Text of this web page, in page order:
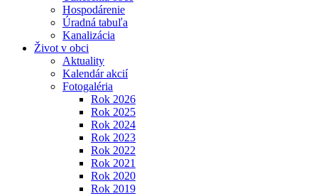
Hospodárenie
Úradná tabuľa
Kanalizácia
Život v obci
Aktuality
Kalendár akcií
Fotogaléria
Rok 2026
Rok 2025
Rok 2024
Rok 2023
Rok 2022
Rok 2021
Rok 2020
Rok 2019